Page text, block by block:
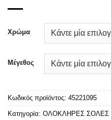
Χρώμα
Μέγεθος
Κωδικός προϊόντος: 45221095
Κατηγορία: ΟΛΟΚΛΗΡΕΣ ΣΟΛΕΣ